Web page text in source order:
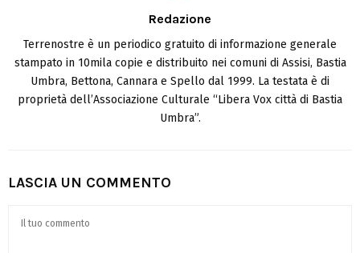
Redazione
Terrenostre è un periodico gratuito di informazione generale
stampato in 10mila copie e distribuito nei comuni di Assisi, Bastia
Umbra, Bettona, Cannara e Spello dal 1999. La testata è di
proprietà dell’Associazione Culturale “Libera Vox città di Bastia
Umbra”.
LASCIA UN COMMENTO